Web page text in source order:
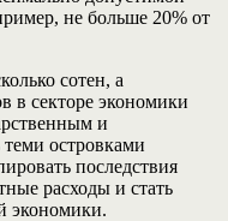
не больше 20% от
сотен, а
в секторе экономики
и
островками
последствия
расходы и стать
экономики.